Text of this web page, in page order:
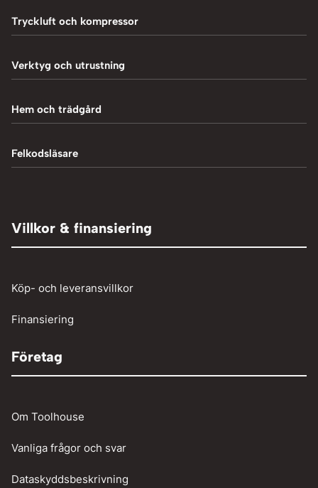
Däckmaskiner
Däckventiler
Tillbehör och verktyg
4-Pelarlyft
Saxlyft - Låglyft
Induktionsvärmare
MIG-svetsning
Plasmaskärning
Tryckluft och kompressor
Blästring
Luftpåfyllare
Mutterdragare
Verktyg och utrustning
Batteriladdare
Hydraulpressar
Verkstadstvätt
Vinschar
Hem och trädgård
Vedklyvar
Felkodsläsare
Person och paketbil
Villkor & finansiering
Köp- och leveransvillkor
Finansiering
Företag
Om Toolhouse
Vanliga frågor och svar
Dataskyddsbeskrivning